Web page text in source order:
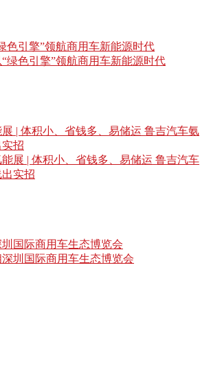
色引擎”领航商用车新能源时代
展 | 体积小、省钱多、易储运 鲁吉汽车氨
招
国际商用车生态博览会